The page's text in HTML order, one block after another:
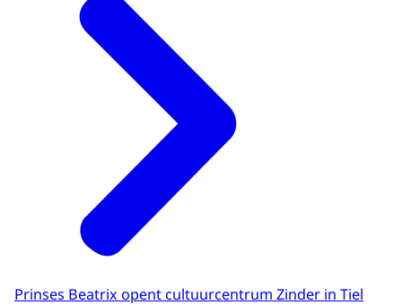
Prinses Beatrix opent cultuurcentrum Zinder in Tiel